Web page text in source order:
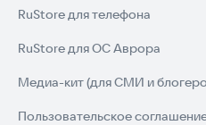
RuStore для телефона
RuStore для ОС Аврора
Медиа-кит (для СМИ и
Пользовательское